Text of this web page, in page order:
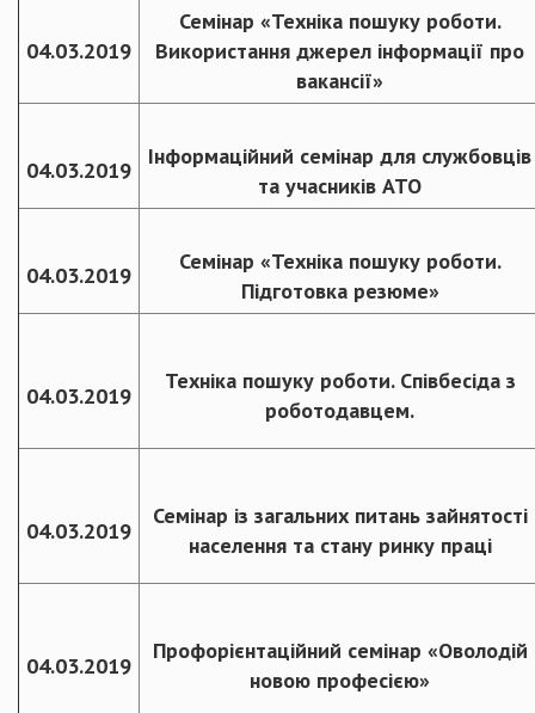
04.03.2019
Семінар «Техніка пошуку роботи.
Використання джерел інформації про
вакансії»
04.03.2019
Інформаційний семінар для службовців
та учасників АТО
04.03.2019
Семінар «Техніка пошуку роботи.
Підготовка резюме»
04.03.2019
Техніка пошуку роботи. Співбесіда з
роботодавцем.
04.03.2019
Семінар із загальних питань зайнятості
населення та стану ринку праці
04.03.2019
Профорієнтаційний семінар «Оволодій
новою професією»